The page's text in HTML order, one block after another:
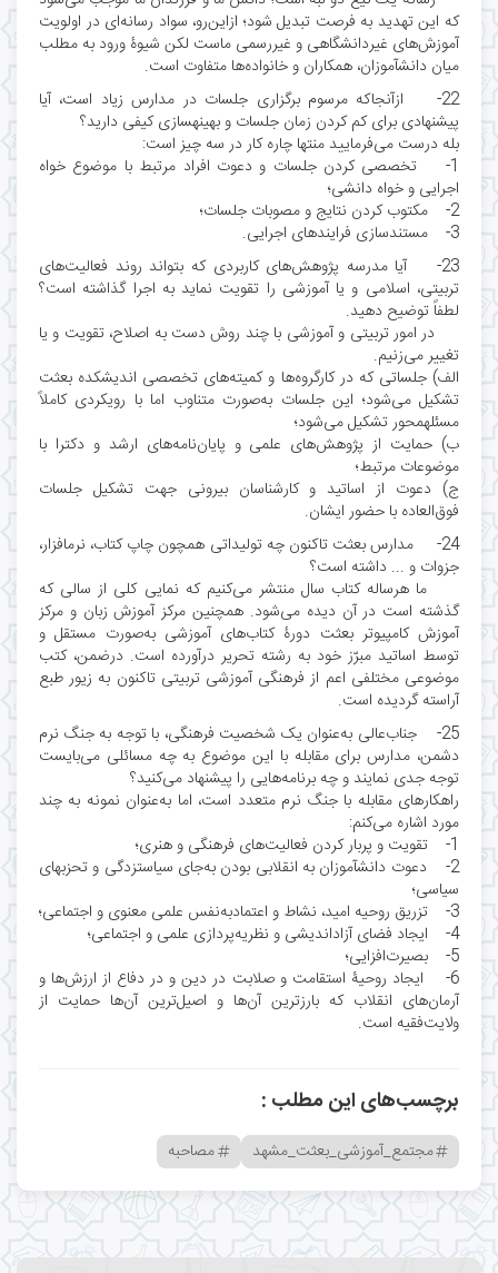
که این تهدید به فرصت تبدیل شود؛ ازاین‌رو، سواد رسانه‌ای در اولویت
آموزش‌های غیردانشگاهی و غیررسمی ماست لکن شیوۀ ورود به مطلب
میان دانشآموزان، همکاران و خانواده‌ها متفاوت است.
22- ازآنجاکه مرسوم برگزاری جلسات در مدارس زیاد است، آیا
پیشنهادی برای کم کردن زمان جلسات و بهینهسازی کیفی دارید؟
بله درست می‌فرمایید منتها چاره کار در سه چیز است:
1- تخصصی کردن جلسات و دعوت افراد مرتبط با موضوع خواه
اجرایی و خواه دانشی؛
2- مکتوب کردن نتایج و مصوبات جلسات؛
3- مستندسازی فرایندهای اجرایی.
23- آیا مدرسه پژوهش‌های کاربردی که بتواند روند فعالیت‌های
تربیتی، اسلامی و یا آموزشی را تقویت نماید به اجرا گذاشته است؟
لطفاً توضیح دهید.
در امور تربیتی و آموزشی با چند روش دست به اصلاح، تقویت و یا
تغییر می‌زنیم.
الف) جلساتی که در کارگروه‌ها و کمیته‌های تخصصی اندیشکده بعثت
تشکیل می‌شود؛ این جلسات به‌صورت متناوب اما با رویکردی کاملاً
مسئلهمحور تشکیل می‌شود؛
ب) حمایت از پژوهش‌های علمی و پایان‌نامه‌های ارشد و دکترا با
موضوعات مرتبط؛
ج) دعوت از اساتید و کارشناسان بیرونی جهت تشکیل جلسات
فوق‌العاده با حضور ایشان.
24- مدارس بعثت تاکنون چه تولیداتی همچون چاپ کتاب، نرمافزار،
جزوات و ... داشته است؟
ما هرساله کتاب سال منتشر می‌کنیم که نمایی کلی از سالی که
گذشته است در آن دیده می‌شود. همچنین مرکز آموزش زبان و مرکز
آموزش کامپیوتر بعثت دورۀ کتاب‌های آموزشی به‌صورت مستقل و
توسط اساتید مبرّز خود به رشته تحریر درآورده است. درضمن، کتب
موضوعی مختلفی اعم از فرهنگی آموزشی تربیتی تاکنون به زیور طبع
آراسته گردیده است.
25- جناب‌عالی به‌عنوان یک شخصیت فرهنگی، با توجه به جنگ نرم
دشمن، مدارس برای مقابله با این موضوع به چه مسائلی می‌بایست
توجه جدی نمایند و چه برنامه‌هایی را پیشنهاد می‌کنید؟
راهکارهای مقابله با جنگ نرم متعدد است، اما به‌عنوان نمونه به چند
مورد اشاره می‌کنم:
1- تقویت و پربار کردن فعالیت‌های فرهنگی و هنری؛
2- دعوت دانشآموزان به انقلابی بودن به‌جای سیاستزدگی و تحزب‎های
سیاسی؛
3- تزریق روحیه امید، نشاط و اعتمادبه‌نفس علمی معنوی و اجتماعی؛
4- ایجاد فضای آزاداندیشی و نظریه‌پردازی علمی و اجتماعی؛
5- بصیرت‌افزایی؛
6- ایجاد روحیۀ استقامت و صلابت در دین و در دفاع از ارزش‌ها و
آرمان‌های انقلاب که بارزترین آن‌ها و اصیل‌ترین آن‌ها حمایت از
ولایت‌فقیه است.
برچسب‌های این مطلب :
مجتمع_آموزشی_بعثت_مشهد مصاحبه